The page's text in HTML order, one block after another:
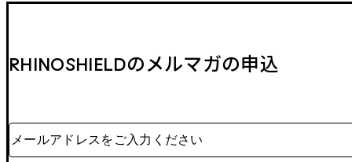
RHINOSHIELDのメルマガの申込
メールアドレスをご入力ください